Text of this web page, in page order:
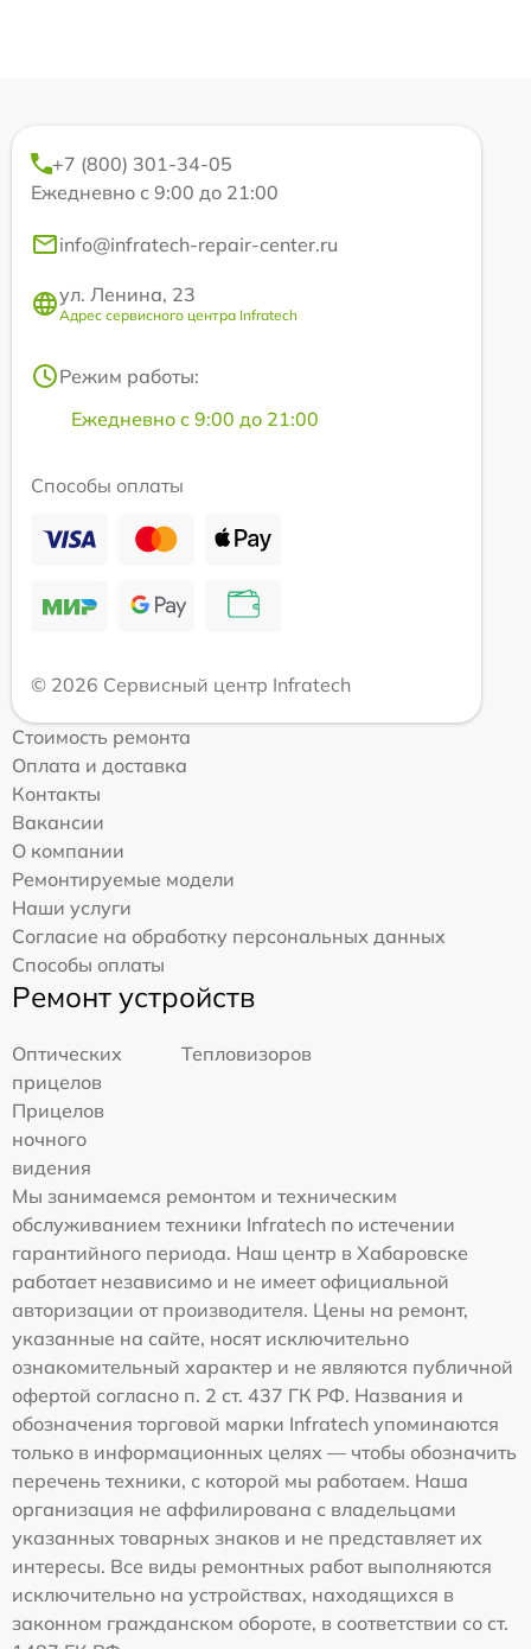
+7 (800) 301-34-05
Ежедневно с 9:00 до 21:00
info@infratech-repair-center.ru
ул. Ленина, 23
Адрес сервисного центра Infratech
Режим работы:
Ежедневно с 9:00 до 21:00
Способы оплаты
© 2026 Сервисный центр Infratech
Стоимость ремонта
Оплата и доставка
Контакты
Вакансии
О компании
Ремонтируемые модели
Наши услуги
Согласие на обработку персональных данных
Способы оплаты
Ремонт устройств
Оптических
прицелов
Тепловизоров
Прицелов
ночного
видения
Мы занимаемся ремонтом и техническим
обслуживанием техники Infratech по истечении
гарантийного периода. Наш центр в Хабаровске
работает независимо и не имеет официальной
авторизации от производителя. Цены на ремонт,
указанные на сайте, носят исключительно
ознакомительный характер и не являются публичной
офертой согласно п. 2 ст. 437 ГК РФ. Названия и
обозначения торговой марки Infratech упоминаются
только в информационных целях — чтобы обозначить
перечень техники, с которой мы работаем. Наша
организация не аффилирована с владельцами
указанных товарных знаков и не представляет их
интересы. Все виды ремонтных работ выполняются
исключительно на устройствах, находящихся в
законном гражданском обороте, в соответствии со ст.